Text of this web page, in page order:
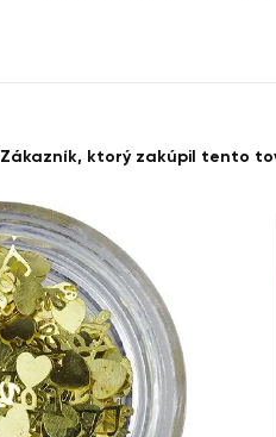
Zákazník, ktorý zakúpil tento